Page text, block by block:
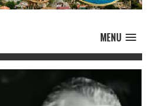
MENU